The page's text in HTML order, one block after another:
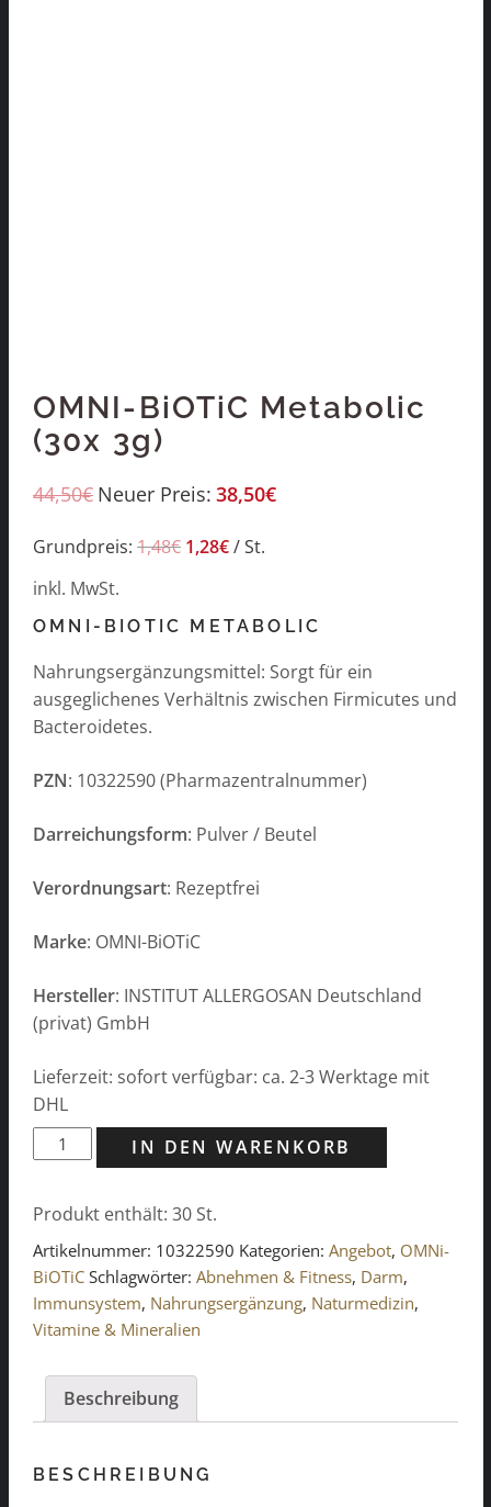
OMNI-BiOTiC Metabolic
(30x 3g)
44,50€ Neuer Preis: 38,50€
Grundpreis: 1,48€ 1,28€/St.
inkl. MwSt.
OMNI-BIOTIC METABOLIC
Nahrungsergänzungsmittel: Sorgt für ein
ausgeglichenes Verhältnis zwischen Firmicutes und
Bacteroidetes.
PZN: 10322590 (Pharmazentralnummer)
Darreichungsform: Pulver / Beutel
Verordnungsart: Rezeptfrei
Marke: OMNI-BiOTiC
Hersteller: INSTITUT ALLERGOSAN Deutschland
(privat) GmbH
Lieferzeit: sofort verfügbar: ca. 2-3 Werktage mit
DHL
OMNI-
BiOTiC
(30x
3g)
Menge
IN DEN WARENKORB
Produkt enthält: 30 St.
Artikelnummer: 10322590 Kategorien: Angebot, OMNi-
BiOTiC Schlagwörter: Abnehmen & Fitness, Darm,
Immunsystem, Nahrungsergänzung, Naturmedizin,
Vitamine & Mineralien
Beschreibung
BESCHREIBUNG